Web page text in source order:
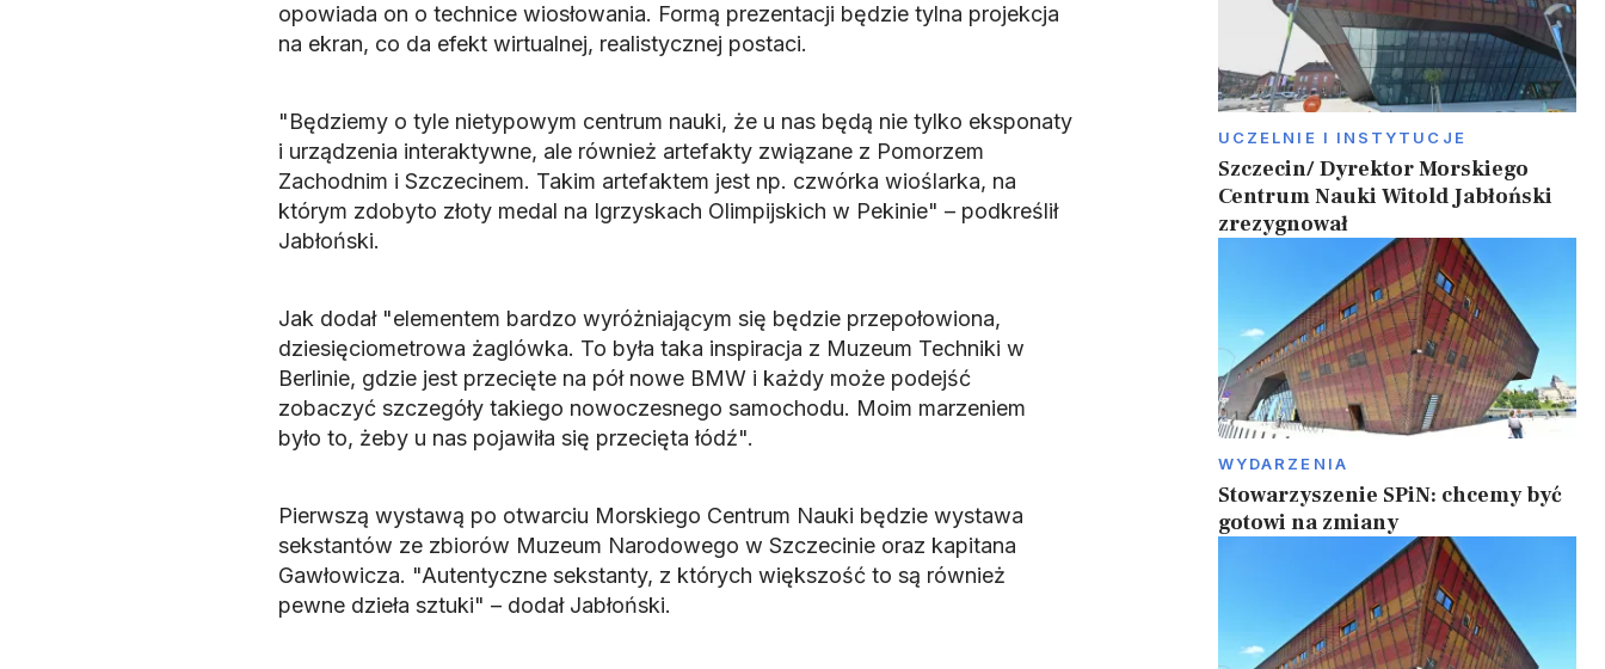
opowiada on o technice wiosłowania. Formą prezentacji będzie tylna projekcja
na ekran, co da efekt wirtualnej, realistycznej postaci.
"Będziemy o tyle nietypowym centrum nauki, że u nas będą nie tylko eksponaty
i urządzenia interaktywne, ale również artefakty związane z Pomorzem
Zachodnim i Szczecinem. Takim artefaktem jest np. czwórka wioślarka, na
którym zdobyto złoty medal na Igrzyskach Olimpijskich w Pekinie" – podkreślił
Jabłoński.
Jak dodał "elementem bardzo wyróżniającym się będzie przepołowiona,
dziesięciometrowa żaglówka. To była taka inspiracja z Muzeum Techniki w
Berlinie, gdzie jest przecięte na pół nowe BMW i każdy może podejść
zobaczyć szczegóły takiego nowoczesnego samochodu. Moim marzeniem
było to, żeby u nas pojawiła się przecięta łódź".
Pierwszą wystawą po otwarciu Morskiego Centrum Nauki będzie wystawa
sekstantów ze zbiorów Muzeum Narodowego w Szczecinie oraz kapitana
Gawłowicza. "Autentyczne sekstanty, z których większość to są również
pewne dzieła sztuki" – dodał Jabłoński.
UCZELNIE I INSTYTUCJE
Szczecin/ Dyrektor Morskiego
Centrum Nauki Witold Jabłoński
zrezygnował
WYDARZENIA
Stowarzyszenie SPiN: chcemy być
gotowi na zmiany